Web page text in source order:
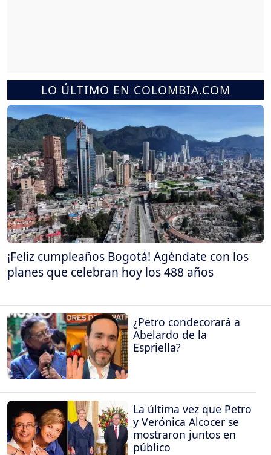
LO ÚLTIMO EN COLOMBIA.COM
¡Feliz cumpleaños Bogotá! Agéndate con los
planes que celebran hoy los 488 años
¿Petro condecorará a
Abelardo de la
Espriella?
La última vez que Petro
y Verónica Alcocer se
mostraron juntos en
público